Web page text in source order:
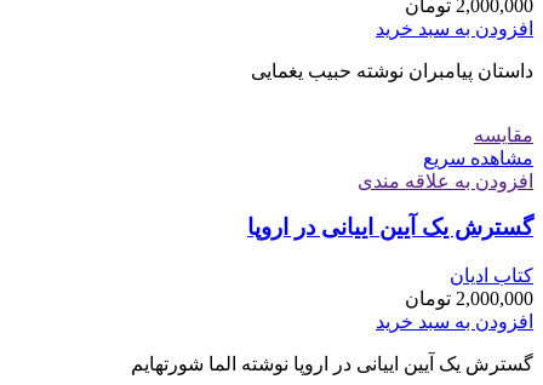
2,000,000 تومان
افزودن به سبد خرید
داستان پیامبران نوشته حبیب یغمایی
مقایسه
مشاهده سریع
افزودن به علاقه مندی
گسترش یک آیین ايیانی در اروپا
کتاب ادیان
2,000,000 تومان
افزودن به سبد خرید
گسترش یک آیین ايیانی در اروپا نوشته الما شورتهایم